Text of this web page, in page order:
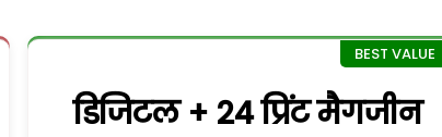
डिजिटल + 24 प्रिंट मैगजीन